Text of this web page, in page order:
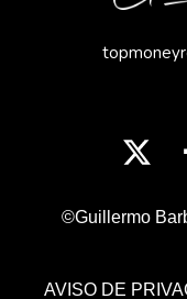
©Guillermo
AVISO DE